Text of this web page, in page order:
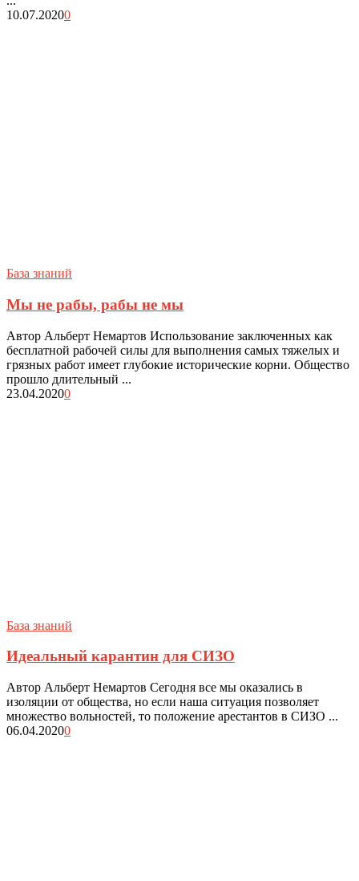
10.07.20200
База знаний
Мы не рабы, рабы не мы
Автор Альберт Немартов Использование заключенных как
бесплатной рабочей силы для выполнения самых тяжелых и
грязных работ имеет глубокие исторические корни. Общество
прошло длительный ...
23.04.20200
База знаний
Идеальный карантин для СИЗО
Автор Альберт Немартов Сегодня все мы оказались в
изоляции от общества, но если наша ситуация позволяет
множество вольностей, то положение арестантов в СИЗО ...
06.04.20200